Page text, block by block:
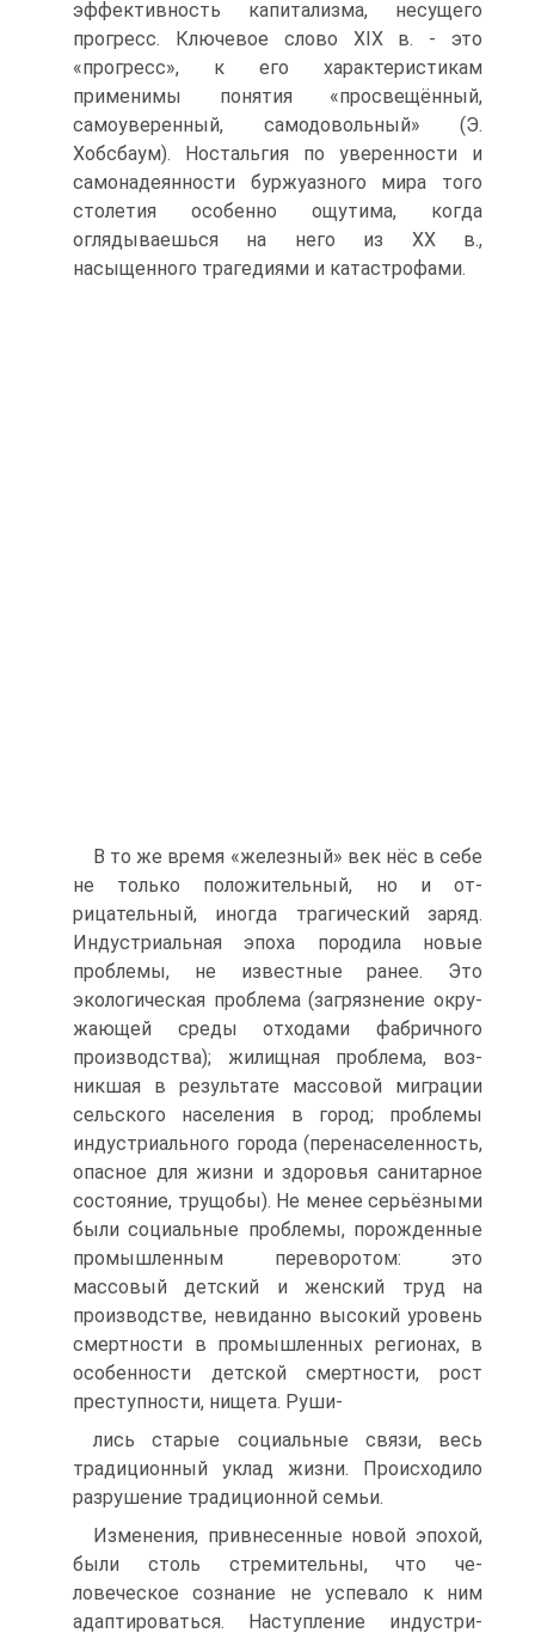
эффективность капитализма, не­сущего
прогресс. Ключевое слово XIX в. - это
«прогресс», к его характеристи­кам
применимы понятия «просвещённый,
самоуверенный, самодовольный» (Э.
Хобсбаум). Ностальгия по уверенности и
самонадеянности буржуазного мира того
столетия особенно ощутима, когда
оглядываешься на него из ХХ в.,
насыщенного трагедиями и катастрофами.
В то же время «железный» век нёс в себе
не только положительный, но и от­
рицательный, иногда трагический заряд.
Индустриальная эпоха породила новые
проблемы, не известные ранее. Это
экологическая проблема (загрязнение окру­
жающей среды отходами фабричного
производства); жилищная проблема, воз­
никшая в результате массовой миграции
сельского населения в город; проблемы
индустриального города (перенаселенность,
опасное для жизни и здоровья сани­тарное
состояние, трущобы). Не менее серьёзными
были социальные проблемы, порожденные
промышленным переворотом: это
массовый детский и женский труд на
производстве, невиданно высокий уровень
смертности в промышленных регионах, в
особенности детской смертности, рост
преступности, нищета. Руши-
лись старые социальные связи, весь
традиционный уклад жизни. Происходило
разрушение традиционной семьи.
Изменения, привнесенные новой эпохой,
были столь стремительны, что че­
ловеческое сознание не успевало к ним
адаптироваться. Наступление индустри­